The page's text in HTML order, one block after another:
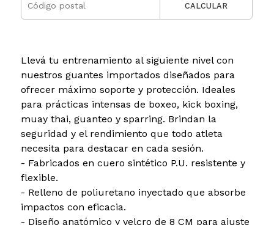
CALCULAR
Llevá tu entrenamiento al siguiente nivel con
nuestros guantes importados diseñados para
ofrecer máximo soporte y protección. Ideales
para prácticas intensas de boxeo, kick boxing,
muay thai, guanteo y sparring. Brindan la
seguridad y el rendimiento que todo atleta
necesita para destacar en cada sesión.
- Fabricados en cuero sintético P.U. resistente y
flexible.
- Relleno de poliuretano inyectado que absorbe
impactos con eficacia.
- Diseño anatómico y velcro de 8 CM para ajuste